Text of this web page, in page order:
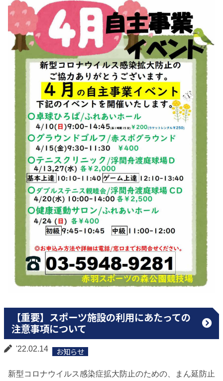
【重要】スポーツ施設の利用にあたっての
注意事項について
'22.02.14 お知らせ
新型コロナウイルス感染症拡大防止のための、まん延防止